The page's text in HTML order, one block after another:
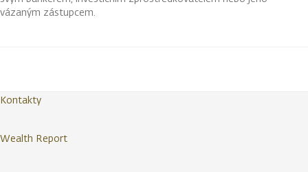
vázaným zástupcem.
Kontakty
Wealth Report